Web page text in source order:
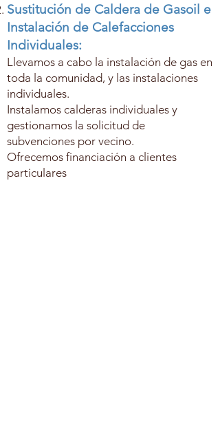
Sustitución de Caldera de Gasoil e
Instalación de Calefacciones
Individuales:
Llevamos a cabo la instalación de gas en
toda la comunidad, y las instalaciones
individuales.
Instalamos calderas individuales y
gestionamos la solicitud de
subvenciones por vecino.
Ofrecemos financiación a clientes
particulares